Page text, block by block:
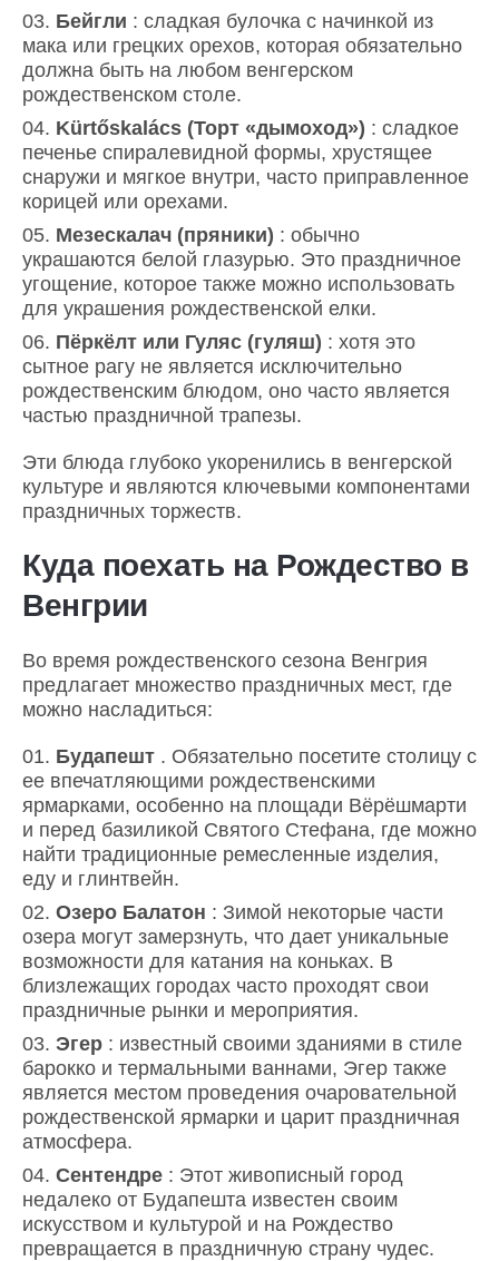
Бейгли : сладкая булочка с начинкой из
мака или грецких орехов, которая обязательно
должна быть на любом венгерском
рождественском столе.
Kürtőskalács (Торт «дымоход») : сладкое
печенье спиралевидной формы, хрустящее
снаружи и мягкое внутри, часто приправленное
корицей или орехами.
Мезескалач (пряники) : обычно
украшаются белой глазурью. Это праздничное
угощение, которое также можно использовать
для украшения рождественской елки.
Пёркёлт или Гуляс (гуляш) : хотя это
сытное рагу не является исключительно
рождественским блюдом, оно часто является
частью праздничной трапезы.
Эти блюда глубоко укоренились в венгерской
культуре и являются ключевыми компонентами
праздничных торжеств.
Куда поехать на Рождество в
Венгрии
Во время рождественского сезона Венгрия
предлагает множество праздничных мест, где
можно насладиться:
Будапешт . Обязательно посетите столицу с
ее впечатляющими рождественскими
ярмарками, особенно на площади Вёрёшмарти
и перед базиликой Святого Стефана, где можно
найти традиционные ремесленные изделия,
еду и глинтвейн.
Озеро Балатон : Зимой некоторые части
озера могут замерзнуть, что дает уникальные
возможности для катания на коньках. В
близлежащих городах часто проходят свои
праздничные рынки и мероприятия.
Эгер : известный своими зданиями в стиле
барокко и термальными ваннами, Эгер также
является местом проведения очаровательной
рождественской ярмарки и царит праздничная
атмосфера.
Сентендре : Этот живописный город
недалеко от Будапешта известен своим
искусством и культурой и на Рождество
превращается в праздничную страну чудес.